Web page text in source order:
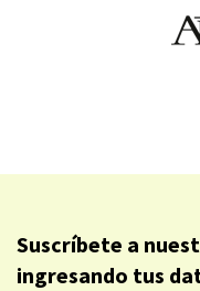
Suscríbete a
ingresando tus